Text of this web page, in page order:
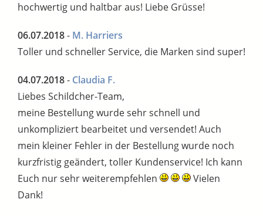
hochwertig und haltbar aus! Liebe Grüsse!
06.07.2018- M. Harriers
Toller und schneller Service, die Marken sind super!
04.07.2018- Claudia F.
Liebes Schildcher-Team,
meine Bestellung wurde sehr schnell und
unkompliziert bearbeitet und versendet! Auch
mein kleiner Fehler in der Bestellung wurde noch
kurzfristig geändert, toller Kundenservice! Ich kann
Euch nur sehr weiterempfehlen
Vielen
Dank!